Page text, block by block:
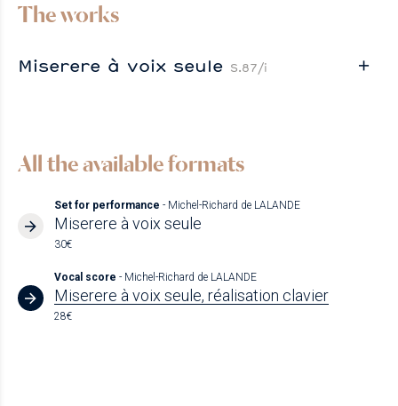
The works
Miserere à voix seule S.87/i
All the available formats
Set for performance - Michel-Richard de LALANDE
Miserere à voix seule
30€
Vocal score - Michel-Richard de LALANDE
Miserere à voix seule, réalisation clavier
28€